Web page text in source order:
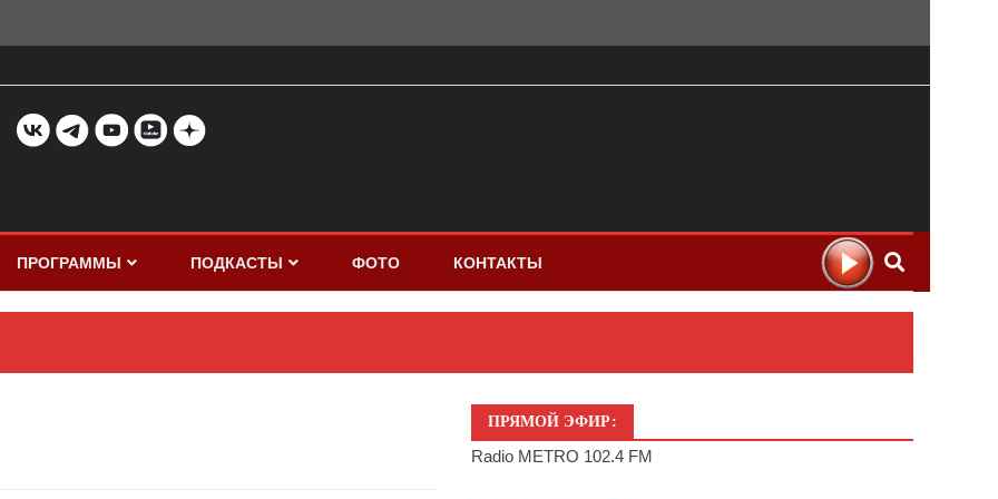
ПРОГРАММЫ ПОДКАСТЫ ФОТО КОНТАКТЫ
ПРЯМОЙ ЭФИР:
Radio METRO 102.4 FM